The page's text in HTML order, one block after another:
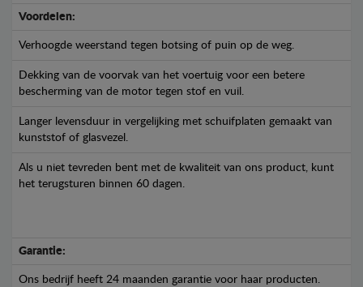
Voordelen:
Verhoogde weerstand tegen botsing of puin op de weg.
Dekking van de voorvak van het voertuig voor een betere
bescherming van de motor tegen stof en vuil.
Langer levensduur in vergelijking met schuifplaten gemaakt van
kunststof of glasvezel.
Als u niet tevreden bent met de kwaliteit van ons product, kunt
het terugsturen binnen 60 dagen.
Garantie:
Ons bedrijf heeft 24 maanden garantie voor haar producten.